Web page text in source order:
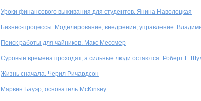
Уроки финансового выживания для студентов. Янина Наволоцкая
Бизнес-процессы. Моделирование, внедрение, управление.
Поиск работы для чайников. Макс Мессмер
Суровые времена проходят, а сильные люди остаются. Роберт Г.
Жизнь сначала. Черил Ричардсон
Марвин Бауэр, основатель McKinsey